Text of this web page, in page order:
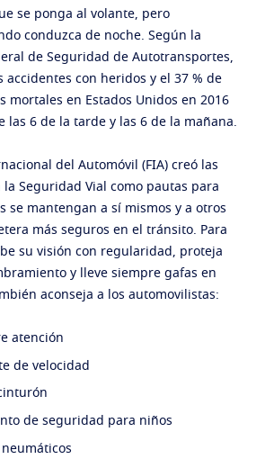
se ponga al volante, pero
conduzca de noche. Según la
de Seguridad de Autotransportes,
accidentes con heridos y el 37 % de
mortales en Estados Unidos en 2016
las 6 de la tarde y las 6 de la mañana.
del Automóvil (FIA) creó las
la Seguridad Vial como pautas para
se mantengan a sí mismos y a otros
más seguros en el tránsito. Para
su visión con regularidad, proteja
y lleve siempre gafas en
aconseja a los automovilistas:
atención
de velocidad
de seguridad para niños